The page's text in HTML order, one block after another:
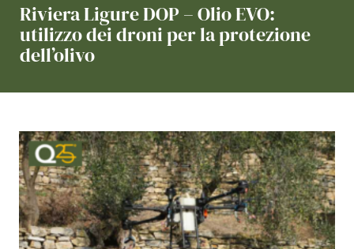
Riviera Ligure DOP – Olio EVO:
utilizzo dei droni per la protezione
dell’olivo